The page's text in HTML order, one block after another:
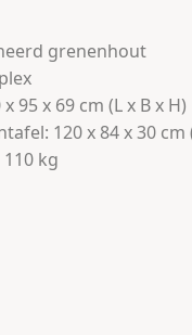
grenenhout
95 x 69 cm (L x B x H)
120 x 84 x 30 cm
kg